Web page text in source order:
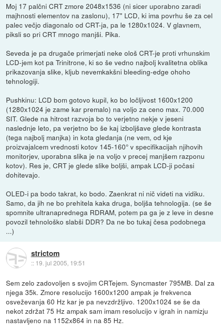
Moj 17 palčni CRT zmore 2048x1536 (ni sicer uporabno zaradi
majhnosti elementov na zaslonu), 17" LCD, ki ima povrhu še za cel
palec večjo diagonalo od CRT-ja, pa le 1280x1024. V glavnem,
piksli so pri CRT mnogo manjši. Pika.
Seveda je pa drugače primerjati neke ološ CRT-je proti vrhunskim
LCD-jem kot pa Trinitrone, ki so še vedno najbolj kvalitetna oblika
prikazovanja slike, kljub nevemkakšni bleeding-edge ohoho
tehnologiji.
Pushkinu: LCD bom gotovo kupil, ko bo ločljivost 1600x1200
(1280x1024 je zame kar premalo) na voljo za ceno max. 70.000
SIT. Glede na hitrost razvoja bo to verjetno nekje v jeseni
naslednje leto, pa verjetno bo še kaj izboljšave glede kontrasta
(tega najbolj manjka) in kota gledanja (ne vem, od kje
proizvajalcem vrednosti kotov 145-160° v specifikacijah njihovih
monitorjev, uporabna slika je na voljo v precej manjšem razponu
kotov). Res je, CRT je glede slike boljši, ampak LCD-ji počasi
dohitevajo.
OLED-i pa bodo takrat, ko bodo. Zaenkrat ni nič videti na vidiku.
Samo, da jih ne bo prehitela kaka druga, boljša tehnologija. (se še
spomnite ultranaprednega RDRAM, potem pa ga je z leve in desne
povozil tehnološko slabši DDR? Da ne bo tukaj česa podobnega
...)
strictom
:: 19. jul 2005, 19:51
Sem zelo zadovoljen s svojim CRTejem. Syncmaster 795MB. Dal za
njega 35k. Zmore resolucijo 1600x1200 ampak je frekvenca
osveževanja 60 Hz kar je pa nevzdržljivo. 1200x1024 se še da
nekot zdržat 75 Hz ampak sam imam resolucijo v igrah in namizju
nastavljeno na 1152x864 in na 85 Hz.